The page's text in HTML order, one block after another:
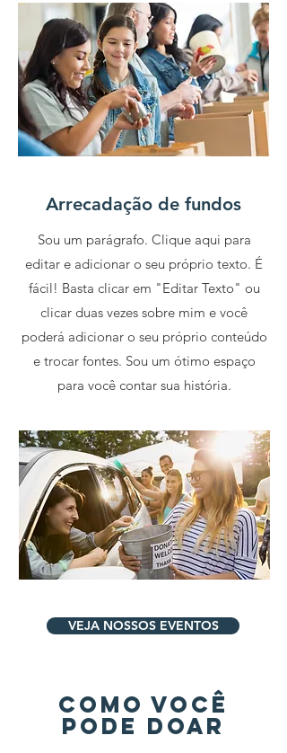
Arrecadação de fundos
Sou um parágrafo. Clique aqui para
editar e adicionar o seu próprio texto. É
fácil! Basta clicar em "Editar Texto" ou
clicar duas vezes sobre mim e você
poderá adicionar o seu próprio conteúdo
e trocar fontes. Sou um ótimo espaço
para você contar sua história.
VEJA NOSSOS EVENTOS
COMO VOCÊ
PODE DOAR